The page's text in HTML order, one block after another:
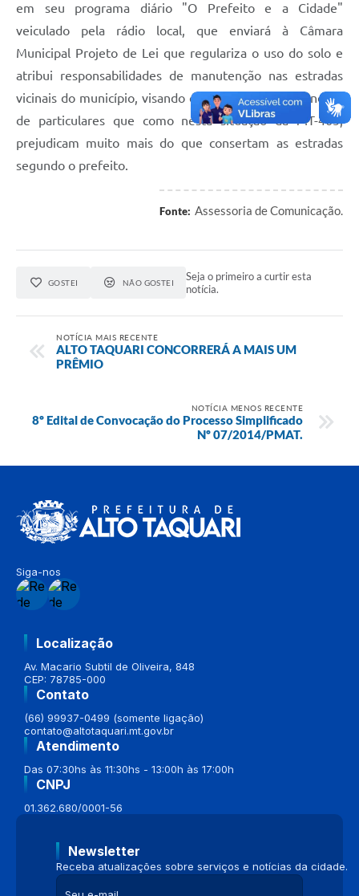
em seu programa diário "O Prefeito e a Cidade"
veiculado pela rádio local, que enviará à Câmara
Municipal Projeto de Lei que regulariza o uso do solo e
atribui responsabilidades de manutenção nas estradas
vicinais do município, visando coibir futuras intervenções
de particulares que como nesta situação da MT-465,
prejudicam muito mais do que consertam as estradas
segundo o prefeito.
Fonte: Assessoria de Comunicação.
GOSTEI NÃO GOSTEI
Seja o primeiro a curtir esta
notícia.
NOTÍCIA MAIS RECENTE
ALTO TAQUARI CONCORRERÁ A MAIS UM
PRÊMIO
NOTÍCIA MENOS RECENTE
8º Edital de Convocação do Processo Simplificado
Nº 07/2014/PMAT.
Siga-nos
Localização
Av. Macario Subtil de Oliveira, 848
CEP: 78785-000
Contato
(66) 99937-0499 (somente ligação)
contato@altotaquari.mt.gov.br
Atendimento
Das 07:30hs às 11:30hs - 13:00h às 17:00h
CNPJ
01.362.680/0001-56
Newsletter
Receba atualizações sobre serviços e notícias da cidade.